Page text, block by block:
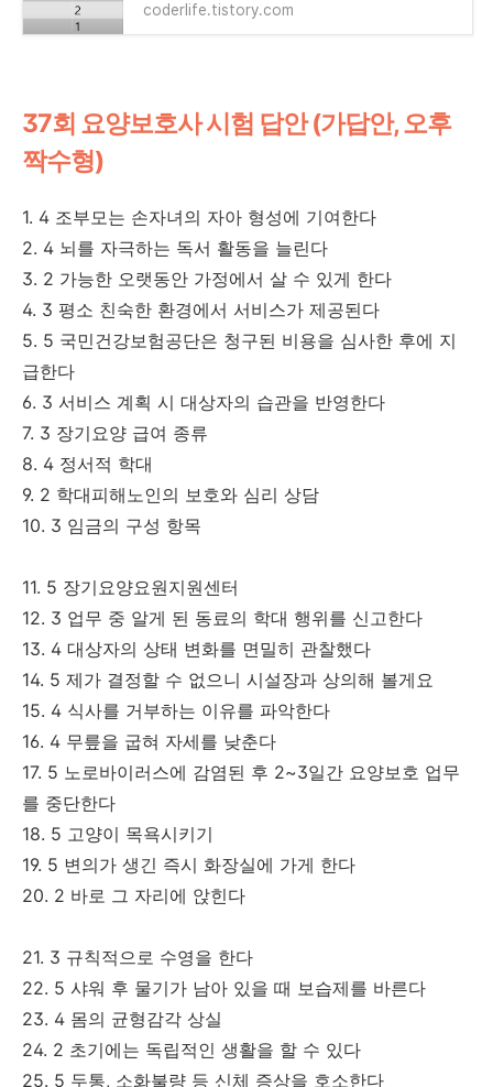
coderlife.tistory.com
37회 요양보호사 시험 답안 (가답안, 오후
짝수형)
1. 4 조부모는 손자녀의 자아 형성에 기여한다
2. 4 뇌를 자극하는 독서 활동을 늘린다
3. 2 가능한 오랫동안 가정에서 살 수 있게 한다
4. 3 평소 친숙한 환경에서 서비스가 제공된다
5. 5 국민건강보험공단은 청구된 비용을 심사한 후에 지
급한다
6. 3 서비스 계획 시 대상자의 습관을 반영한다
7. 3 장기요양 급여 종류
8. 4 정서적 학대
9. 2 학대피해노인의 보호와 심리 상담
10. 3 임금의 구성 항목
11. 5 장기요양요원지원센터
12. 3 업무 중 알게 된 동료의 학대 행위를 신고한다
13. 4 대상자의 상태 변화를 면밀히 관찰했다
14. 5 제가 결정할 수 없으니 시설장과 상의해 볼게요
15. 4 식사를 거부하는 이유를 파악한다
16. 4 무릎을 굽혀 자세를 낮춘다
17. 5 노로바이러스에 감염된 후 2~3일간 요양보호 업무
를 중단한다
18. 5 고양이 목욕시키기
19. 5 변의가 생긴 즉시 화장실에 가게 한다
20. 2 바로 그 자리에 앉힌다
21. 3 규칙적으로 수영을 한다
22. 5 샤워 후 물기가 남아 있을 때 보습제를 바른다
23. 4 몸의 균형감각 상실
24. 2 초기에는 독립적인 생활을 할 수 있다
25. 5 두통, 소화불량 등 신체 증상을 호소한다